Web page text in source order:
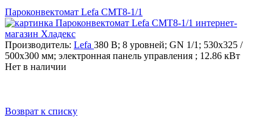
Пароконвектомат Lefa CMT8-1/1
Производитель: Lefa 380 В; 8 уровней; GN 1/1; 530x325 /
500x300 мм; электронная панель управления ; 12.86 кВт
Нет в наличии
Возврат к списку